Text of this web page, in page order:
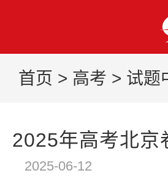
计
首页 > 高考 > 试题
2025年高考北京
2025-06-12